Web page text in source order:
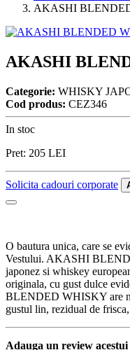
AKASHI
AKASHI
Categorie: WHISKY
Cod produs: CEZ346
In stoc
Pret: 205 LEI
Solicita cadouri corporate
O bautura unica, care se
Vestului. AKASHI
japonez si whiskey
originala, cu gust dulce
BLENDED WHISKY are
gustul lin, rezidual de
Adauga un review